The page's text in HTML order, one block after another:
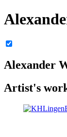
Alexander
Artist's